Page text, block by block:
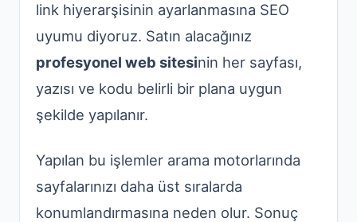
link hiyerarşisinin ayarlanmasına SEO
uyumu diyoruz. Satın alacağınız
profesyonel web sitesinin her sayfası,
yazısı ve kodu belirli bir plana uygun
şekilde yapılanır.
Yapılan bu işlemler arama motorlarında
sayfalarınızı daha üst sıralarda
konumlandırmasına neden olur. Sonuç